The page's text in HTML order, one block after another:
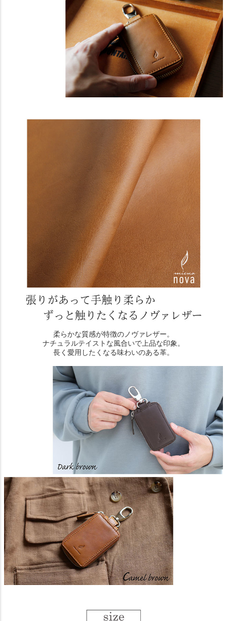
柔らかな質感が特徴のノヴァレザー。
ナチュラルテイストな風合いで上品な印象。
長く愛用したくなる味わいのある革。